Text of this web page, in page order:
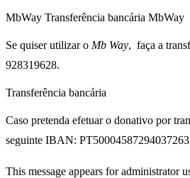
MbWay Transferência bancária MbWay
Se quiser utilizar o Mb Way, faça a
928319628.
Transferência bancária
Caso pretenda efetuar o donativo por
seguinte IBAN:
This message appears for administrator